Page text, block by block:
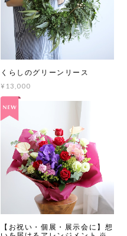
くらしのグリーンリース
¥13,000
【お祝い・個展・展示会に】想